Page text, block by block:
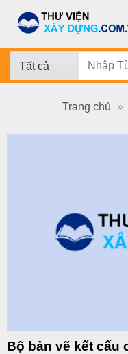
đến
dung
Tìm
Trang chủ »
Bộ bản vẽ kết cấu